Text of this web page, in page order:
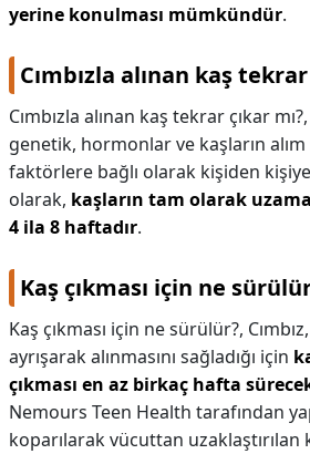
yerine konulması mümkündür.
Cımbızla alınan kaş tekrar
Cımbızla alınan kaş tekrar çıkar mı?,
genetik, hormonlar ve kaşların alım
faktörlere bağlı olarak kişiden
olarak, kaşların tam olarak
4 ila 8 haftadır.
Kaş çıkması için ne
Kaş çıkması için ne sürülür?,
ayrışarak alınmasını sağladığı için
çıkması en az birkaç hafta
Nemours Teen Health tarafından
koparılarak vücuttan uzaklaştırılan